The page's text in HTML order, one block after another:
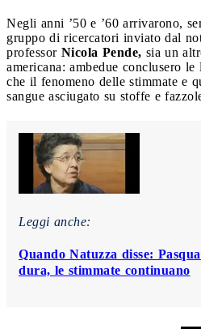
Negli anni ’50 e ’60 arrivarono,
gruppo di ricercatori inviato dal
professor Nicola Pende, sia un
americana: ambedue conclusero
che il fenomeno delle stimmate e
sangue asciugato su stoffe e
Leggi anche:
Quando Natuzza disse:
dura, le stimmate continuano